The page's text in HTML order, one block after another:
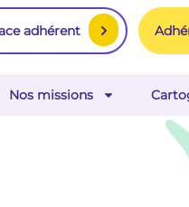
adhérent
Nos missions